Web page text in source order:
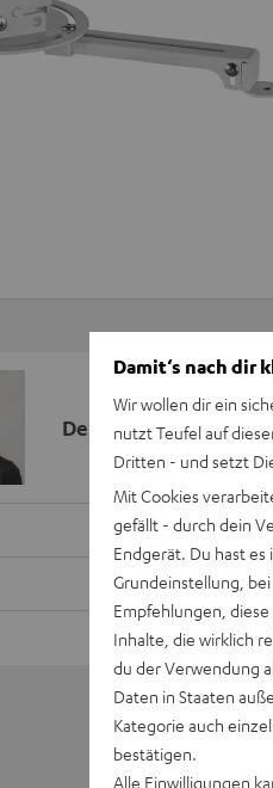
Deine Kaufberatung
Damit‘s nach dir
Wir wollen dir ein
nutzt Teufel auf
Dritten - und setzt
Mit Cookies
gefällt - durch dein
Endgerät. Du hast
Grundeinstellung,
Empfehlungen,
Inhalte, die wirklich
du der Verwendung
Daten in Staaten
Kategorie auch
bestätigen.
Alle Einwilligungen